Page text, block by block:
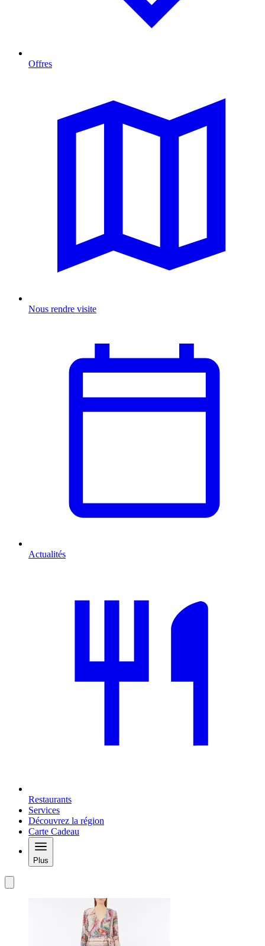
Offres
Nous rendre visite
Actualités
Restaurants
Services
Découvrez la région
Carte Cadeau
Plus